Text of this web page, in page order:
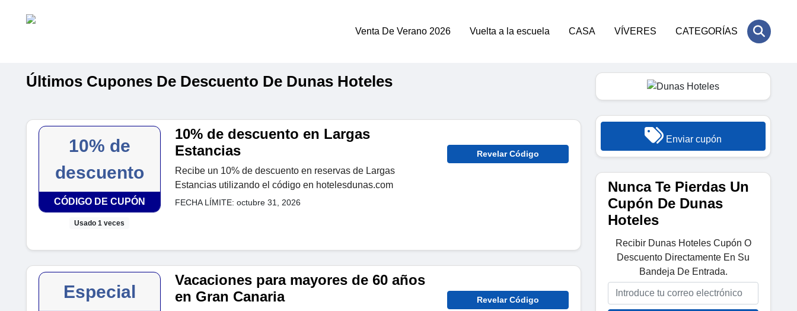
Venta De Verano 2026 Vuelta a la escuela CASA VÍVERES CATEGORÍAS
Últimos Cupones De Descuento De Dunas Hoteles
10% de
descuento
CÓDIGO DE CUPÓN
Usado 1 veces
10% de descuento en Largas
Estancias
Recibe un 10% de descuento en reservas de Largas
Estancias utilizando el código en hotelesdunas.com
FECHA LÍMITE: octubre 31, 2026
Revelar Código
Especial
Vacaciones para mayores de 60 años
en Gran Canaria
Revelar Código
Enviar cupón
Nunca Te Pierdas Un
Cupón De Dunas
Hoteles
Recibir Dunas Hoteles Cupón O
Descuento Directamente En Su
Bandeja De Entrada.